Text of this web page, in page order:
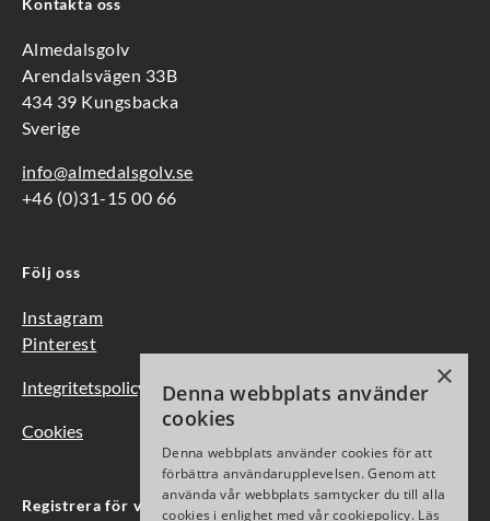
Almedalsgolv
Arendalsvägen 33B
434 39 Kungsbacka
Sverige
info@almedalsgolv.se
+46 (0)31-15 00 66
Följ oss
Instagram
Pinterest
Integritetspolicy
Cookies
Registrera för vårt nyhetsbrev
×
Denna webbplats använder
cookies
Denna webbplats använder cookies för att
förbättra användarupplevelsen. Genom att
använda vår webbplats samtycker du till alla
cookies i enlighet med vår cookiepolicy. Läs